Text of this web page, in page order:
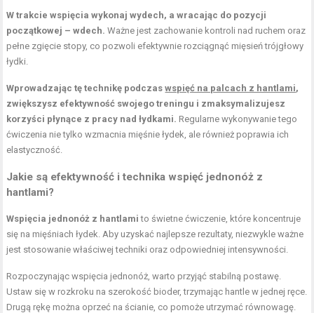
W trakcie wspięcia wykonaj wydech, a wracając do pozycji
początkowej – wdech. Ważne jest zachowanie kontroli nad ruchem oraz
pełne zgięcie stopy, co pozwoli efektywnie rozciągnąć mięsień trójgłowy
łydki.
Wprowadzając tę technikę podczaswspięć na palcach z hantlami,
zwiększysz efektywność swojego treningu i zmaksymalizujesz
korzyści płynące z pracy nad łydkami. Regularne wykonywanie tego
ćwiczenia nie tylko wzmacnia mięśnie łydek, ale również poprawia ich
elastyczność.
Jakie są efektywność i technika wspięć jednonóż z
hantlami?
Wspięcia jednonóż z hantlami to świetne ćwiczenie, które koncentruje
się na mięśniach łydek. Aby uzyskać najlepsze rezultaty, niezwykle ważne
jest stosowanie właściwej techniki oraz odpowiedniej intensywności.
Rozpoczynając wspięcia jednonóż, warto przyjąć stabilną postawę.
Ustaw się w rozkroku na szerokość bioder, trzymając hantle w jednej ręce.
Drugą rękę można oprzeć na ścianie, co pomoże utrzymać równowagę.